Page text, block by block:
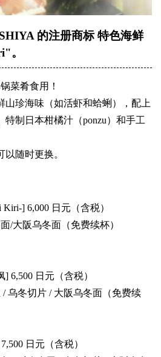
的注册商标 特色海鲜
。
菜肴食用！
山珍海味（如活虾和蛤蜊），配上
制日本柑橘汁（ponzu）和手工
随时更换。
] 6,000 日元（含税）
/大阪乌冬面（免费续杯）
6,500 日元（含税）
乌冬切片 / 大阪乌冬面（免费续
日元（含税）